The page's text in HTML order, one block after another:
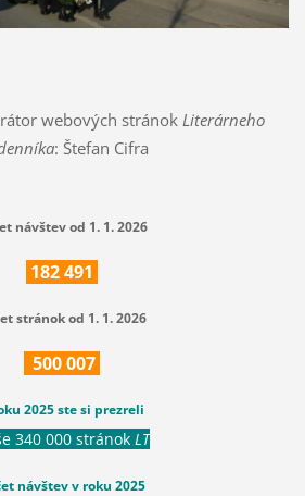
webových stránok Literárneho
: Štefan Cifra
návštev od 1. 1. 2026
182491
stránok od 1. 1. 2026
500007
2025 ste si prezreli
340 000 stránok LT
návštev v roku 2025